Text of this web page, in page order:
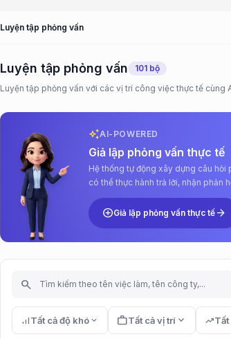
Luyện tập phỏng vấn
Luyện tập phỏng vấn
101 bộ
Luyện tập phỏng vấn với các vị trí công việc thực tế cùng
auto_awesomeAI-POWERED
Giả lập phỏng vấn thực tế
Hệ thống tự động xây dựng câu hỏi
có thể thực hành trả lời, nhận phản
thật.
add_circleGiả lập phỏng vấn thực tế arrow_forward
search
signal_cellular_altTất cả độ khóexpand_more workTất cả vị trí expand_more trending_up